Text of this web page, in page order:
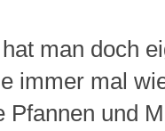
man doch
immer mal
Pfannen und